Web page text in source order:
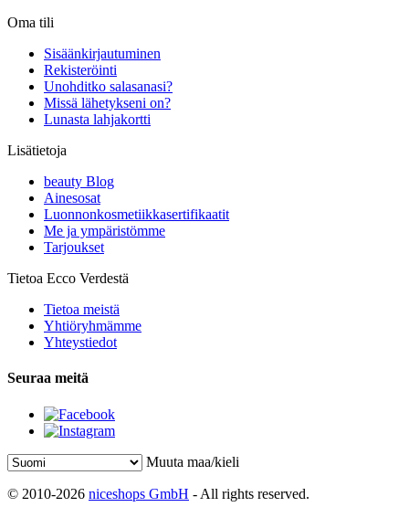
Oma tili
Sisäänkirjautuminen
Rekisteröinti
Unohditko salasanasi?
Missä lähetykseni on?
Lunasta lahjakortti
Lisätietoja
beauty Blog
Ainesosat
Luonnonkosmetiikkasertifikaatit
Me ja ympäristömme
Tarjoukset
Tietoa Ecco Verdestä
Tietoa meistä
Yhtiöryhmämme
Yhteystiedot
Seuraa meitä
Muuta maa/kieli
© 2010-2026 niceshops GmbH - All rights reserved.